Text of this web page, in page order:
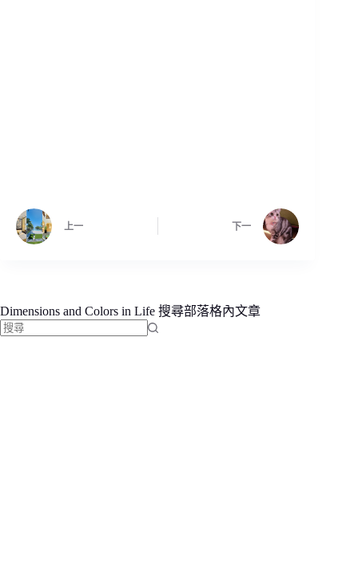
上一 下一
Dimensions and Colors in Life 搜尋部落格內文章